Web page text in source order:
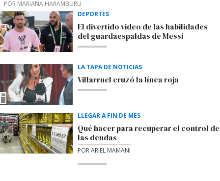
POR MARIANA HARAMBURU
DEPORTES
El divertido video de las habilidades
del guardaespaldas de Messi
LA TAPA DE NOTICIAS
Villarruel cruzó la línea roja
LLEGAR A FIN DE MES
Qué hacer para recuperar el control de
las deudas
POR ARIEL MAMANI